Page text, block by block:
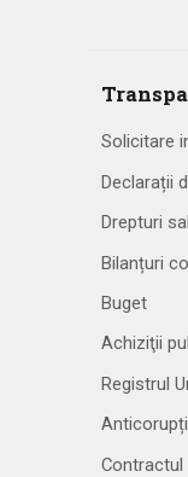
Solicitare
Declarații
Drepturi
Bilanțuri
Buget
Achiziţii
Registrul